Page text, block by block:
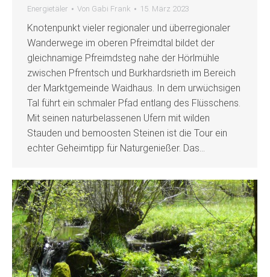
Energietäler Von Gabi Frank 15. März 2023
Knotenpunkt vieler regionaler und überregionaler
Wanderwege im oberen Pfreimdtal bildet der
gleichnamige Pfreimdsteg nahe der Hörlmühle
zwischen Pfrentsch und Burkhardsrieth im Bereich
der Marktgemeinde Waidhaus. In dem urwüchsigen
Tal führt ein schmaler Pfad entlang des Flüsschens.
Mit seinen naturbelassenen Ufern mit wilden
Stauden und bemoosten Steinen ist die Tour ein
echter Geheimtipp für Naturgenießer. Das…